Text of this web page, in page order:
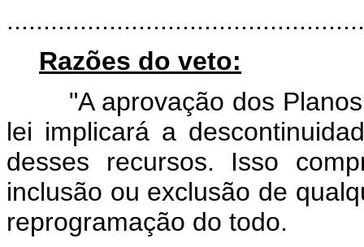
Razões do veto:
"A aprovação dos Planos
lei implicará a
desses recursos. Isso
inclusão ou exclusão de
reprogramação do todo.